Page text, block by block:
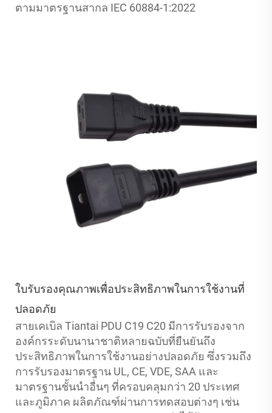
ตามมาตรฐานสากล IEC 60884-1:2022
ใบรับรองคุณภาพเพื่อประสิทธิภาพในการใช้งานที่
ปลอดภัย
สายเคเบิล Tiantai PDU C19 C20 มีการรับรองจาก
องค์กรระดับนานาชาติหลายฉบับที่ยืนยันถึง
ประสิทธิภาพในการใช้งานอย่างปลอดภัย ซึ่งรวมถึง
การรับรองมาตรฐาน UL, CE, VDE, SAA และ
มาตรฐานชั้นนำอื่นๆ ที่ครอบคลุมกว่า 20 ประเทศ
และภูมิภาค ผลิตภัณฑ์ผ่านการทดสอบต่างๆ เช่น